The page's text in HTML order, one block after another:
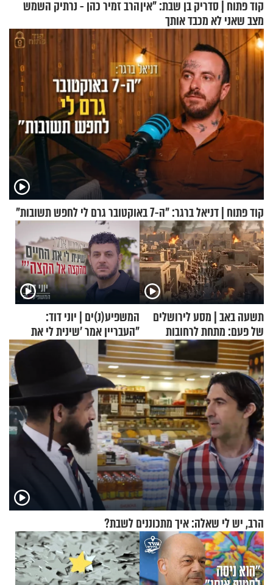
קוד פתוח | סדריק בן שבת: "אין
מצב שאני לא מכבד אותך
בבוקר בהנחת תפילין"
הרב זמיר כהן - נרתיק השמש
קוד פתוח | דניאל ברגר: "ה-7 באוקטובר גרם לי לחפש תשובות"
תשעה באב | מסע לירושלים
של פעם: מתחת לרחובות
ירושלים
המשפיע(נ)ים | יוני דוד:
"העבריין אמר 'שינית לי את
החיים מהקצה אל הקצה'"
הרב, יש לי שאלה: איך מתכוננים לשבת?